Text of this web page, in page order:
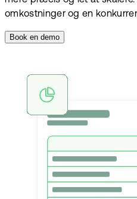
omkostninger og en
Book en demo